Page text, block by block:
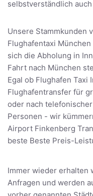
selbstverständlich
Unsere Stammkunden
Flughafentaxi
sich die Abholung in
Fahrt nach München
Egal ob Flughafen Taxi
Flughafentransfer für
oder nach
Personen - wir
Airport Finkenberg
beste Beste Preis-
Immer wieder erhalten
Anfragen und werden